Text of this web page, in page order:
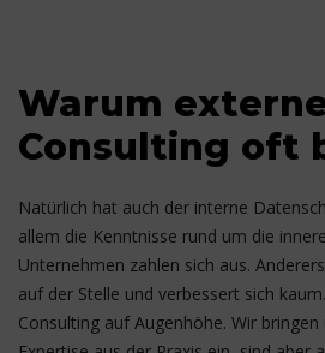
Warum
Consulting oft
Natürlich hat auch der interne
allem die Kenntnisse rund um die
Unternehmen zahlen sich aus.
auf der Stelle und verbessert sich
Consulting auf Augenhöhe. Wir